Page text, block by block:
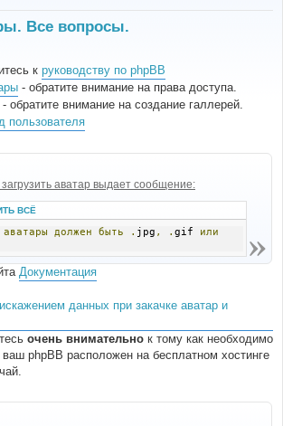
Все вопросы.
к руководству по phpBB
- обратите внимание на права доступа.
- обратите внимание на создание галлерей.
пользователя
аватар выдает сообщение:
ВСЁ
аватары должен быть . jpg , .gif или
Документация
данных при закачке аватар и
очень внимательно к тому как необходимо
phpBB расположен на бесплатном хостинге